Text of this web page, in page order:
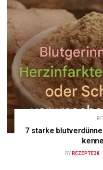
7 starke
BY REZEPTE38